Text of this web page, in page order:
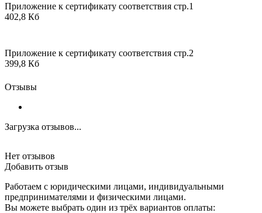
Приложение к сертификату соответствия стр.1
402,8 Кб
Приложение к сертификату соответствия стр.2
399,8 Кб
Отзывы
Загрузка отзывов...
Нет отзывов
Добавить отзыв
Работаем с юридическими лицами, индивидуальными
предпринимателями и физическими лицами.
Вы можете выбрать один из трёх вариантов оплаты: